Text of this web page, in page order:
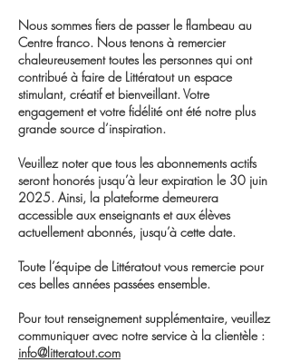
Nous sommes fiers de passer le flambeau au
Centre franco. Nous tenons à remercier
chaleureusement toutes les personnes qui ont
contribué à faire de Littératout un espace
stimulant, créatif et bienveillant. Votre
engagement et votre fidélité ont été notre plus
grande source d’inspiration.
Veuillez noter que tous les abonnements actifs
seront honorés jusqu’à leur expiration le 30 juin
2025. Ainsi, la plateforme demeurera
accessible aux enseignants et aux élèves
actuellement abonnés, jusqu’à cette date.
Toute l’équipe de Littératout vous remercie pour
ces belles années passées ensemble.
Pour tout renseignement supplémentaire, veuillez
communiquer avec notre service à la clientèle :
info@litteratout.com